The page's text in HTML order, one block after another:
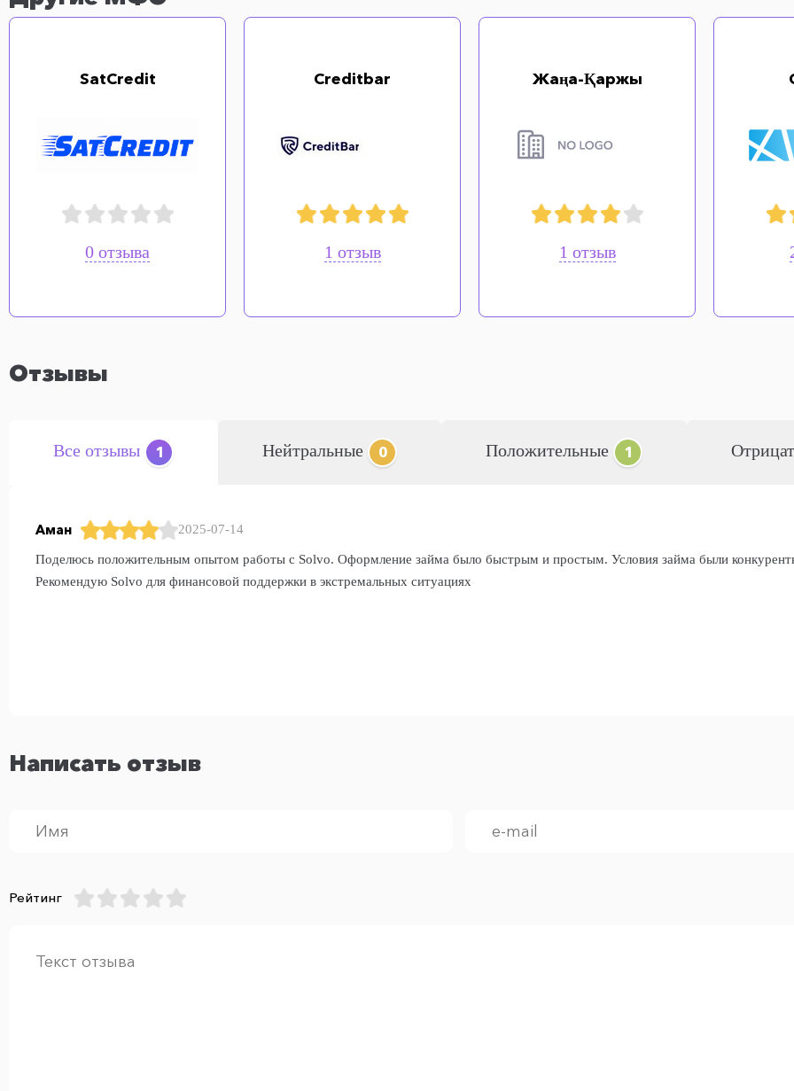
SatCredit
0 отзыва
Creditbar
1 отзыв
Жаңа-Қаржы
1 отзыв
Отзывы
Все отзывы 1 Нейтральные 0 Положительные 1
Аман 2025-07-14
Поделюсь положительным опытом работы с Solvo. Оформление займа было быстрым и простым. Условия займа были
Рекомендую Solvo для финансовой поддержки в экстремальных ситуациях
Написать отзыв
Рейтинг